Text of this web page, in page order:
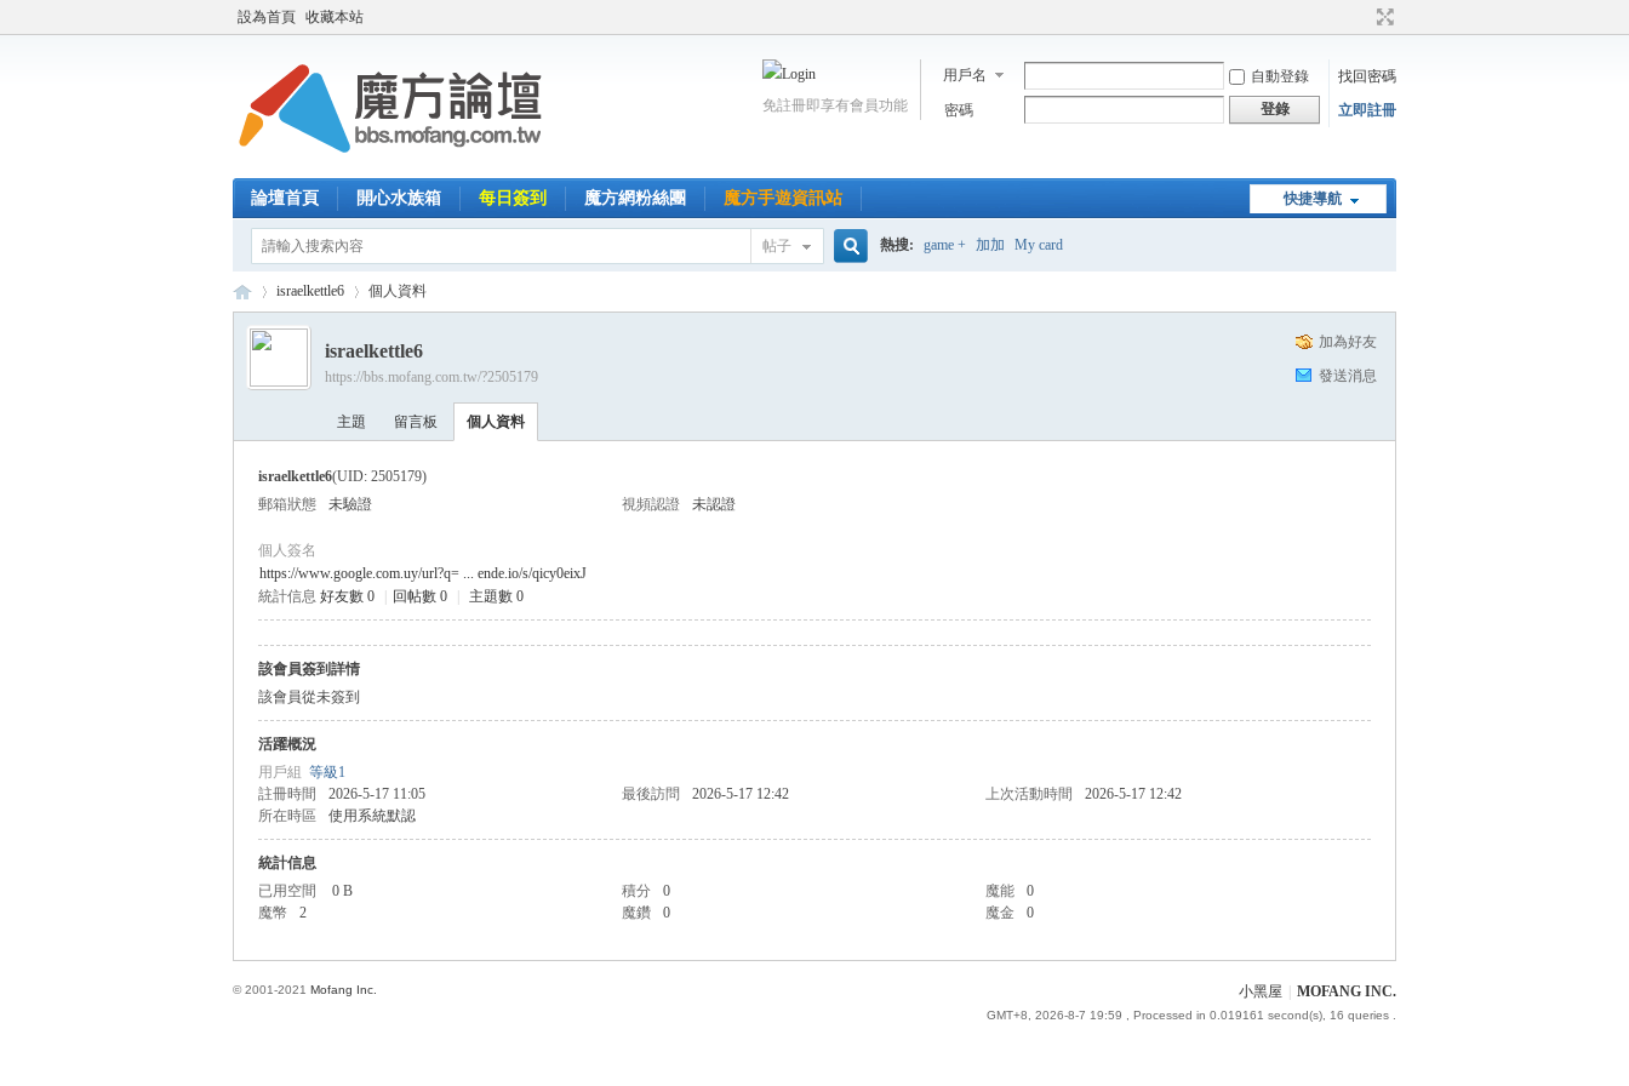
設為首頁 收藏本站
用戶名 自動登錄
找回密碼
密碼
登錄 立即註冊
免註冊即享有會員功能
快捷導航
論壇首頁 開心水族箱 每日簽到 魔方網粉絲團 魔方手遊資訊站
帖子 熱搜: game + 加加 My card
›
israelkettle6 個人資料
加為好友
發送消息
israelkettle6
https://bbs.mofang.com.tw/?2505179
主題 留言板 個人資料
israelkettle6(UID: 2505179)
郵箱狀態
未驗證 視頻認證 未認證
個人簽名
https://www.google.com.uy/url?q= ... ende.io/s/qicy0eixJ
統計信息 好友數 0 回帖數 0 主題數 0
該會員簽到詳情
該會員從未簽到
活躍概況
用戶組 等級1
註冊時間
2026-5-17 11:05 最後訪問 2026-5-17 12:42 上次活動時間
2026-5-17 12:42
所在時區
使用系統默認
統計信息
已用空間
0 B 積分 0 魔能
0
魔幣
2 魔鑽 0 魔金 0
小黑屋 MOFANG INC.
GMT+8, 2026-8-7 19:59 , Processed in 0.019161 second(s), 16 queries .
© 2001-2021 Mofang Inc.